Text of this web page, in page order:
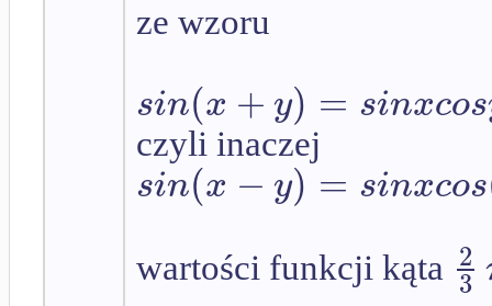
ze wzoru
sin(x + y) = sinxcos
czyli inaczej
sin(x − y) = sinxcos
wartości funkcji kąta 2
3